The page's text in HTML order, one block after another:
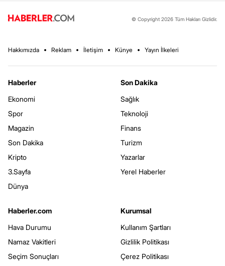
© Copyright 2026 Tüm Hakları Gizlidir.
Hakkımızda Reklam İletişim Künye Yayın İlkeleri
Haberler
Ekonomi
Spor
Magazin
Son Dakika
Kripto
3.Sayfa
Dünya
Son Dakika
Sağlık
Teknoloji
Finans
Turizm
Yazarlar
Yerel Haberler
Haberler.com
Hava Durumu
Namaz Vakitleri
Seçim Sonuçları
Kurumsal
Kullanım Şartları
Gizlilik Politikası
Çerez Politikası